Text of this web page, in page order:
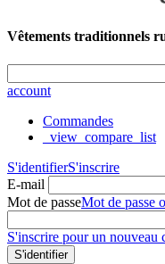
Vêtements traditionnels
account
Commandes
_view_compare_list
S'identifierS'inscrire
E-mail
Mot de passeMot de passe
S'inscrire pour un nouveau
S'identifier